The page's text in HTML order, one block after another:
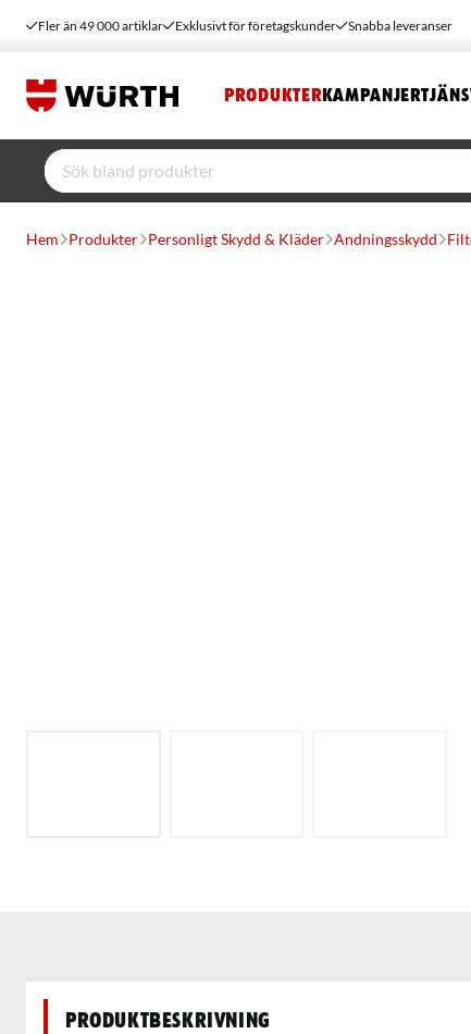
Fler än 49 000 artiklar Exklusivt för företagskunder Snabba leveranser
PRODUKTER KAMPANJER
Hem Produkter Personligt Skydd & Kläder Andningsskydd
Produktbeskrivning